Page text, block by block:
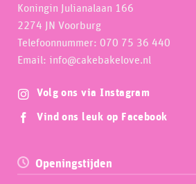
Koningin Julianalaan 166
2274 JN Voorburg
Telefoonnummer: 070 75 36 440
Email: info@cakebakelove.nl
Volg ons via Instagram
Vind ons leuk op Facebook
Openingstijden